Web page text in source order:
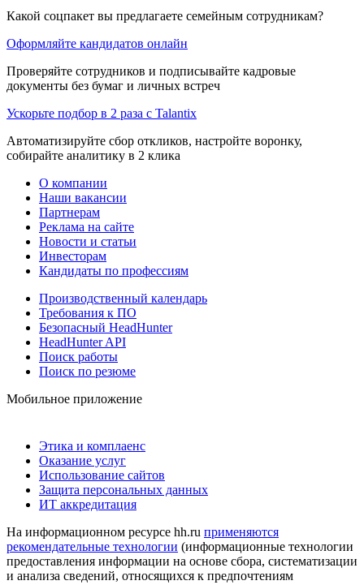
Какой соцпакет вы предлагаете семейным сотрудникам?
Оформляйте кандидатов онлайн
Проверяйте сотрудников и подписывайте кадровые
документы без бумаг и личных встреч
Ускорьте подбор в 2 раза с Talantix
Автоматизируйте сбор откликов, настройте воронку,
собирайте аналитику в 2 клика
О компании
Наши вакансии
Партнерам
Реклама на сайте
Новости и статьи
Инвесторам
Кандидаты по профессиям
Производственный календарь
Требования к ПО
Безопасный HeadHunter
HeadHunter API
Поиск работы
Поиск по резюме
Мобильное приложение
Этика и комплаенс
Оказание услуг
Использование сайтов
Защита персональных данных
ИТ аккредитация
На информационном ресурсе hh.ru применяются
рекомендательные технологии (информационные технологии
предоставления информации на основе сбора, систематизации
и анализа сведений, относящихся к предпочтениям